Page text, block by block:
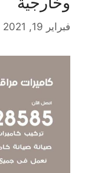
فبراير 19, 2021